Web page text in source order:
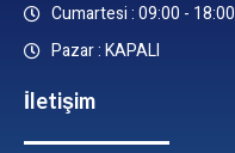
Cumartesi : 09:00 - 18:00
Pazar : KAPALI
İletişim